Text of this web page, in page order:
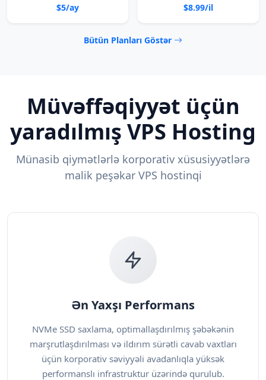
$5/ay
$8.99/il
Bütün Planları Göstər
Müvəffəqiyyət üçün
yaradılmış VPS Hosting
Münasib qiymətlərlə korporativ xüsusiyyətlərə
malik peşəkar VPS hostinqi
Ən Yaxşı Performans
NVMe SSD saxlama, optimallaşdırılmış şəbəkənin
marşrutlaşdırılması və ildırım sürətli cavab vaxtları
üçün korporativ səviyyəli avadanlıqla yüksək
performanslı infrastruktur üzərində qurulub.